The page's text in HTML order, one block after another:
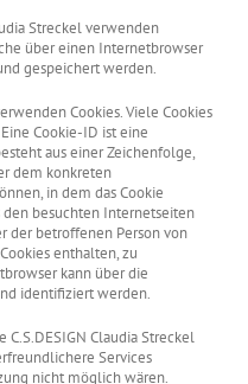
Streckel verwenden
über einen Internetbrowser
gespeichert werden.
Cookies. Viele Cookies
Cookie-ID ist eine
aus einer Zeichenfolge,
dem konkreten
in dem das Cookie
besuchten Internetseiten
der betroffenen Person von
enthalten, zu
kann über die
identifiziert werden.
C.S.DESIGN Claudia Streckel
Services
nicht möglich wären.